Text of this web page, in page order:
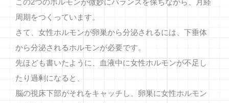
この2つのホルモンが微妙にバランスを保ちながら、月経
周期をつくっています。
さて、女性ホルモンが卵巣から分泌されるには、下垂体
から分泌されるホルモンが必要です。
先ほども書いたように、血液中に女性ホルモンが不足し
たり過剰になると、
脳の視床下部がそれをキャッチし、卵巣に女性ホルモン